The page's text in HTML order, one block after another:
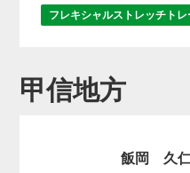
フレキシャルストレッチト
甲信地方
飯岡 久